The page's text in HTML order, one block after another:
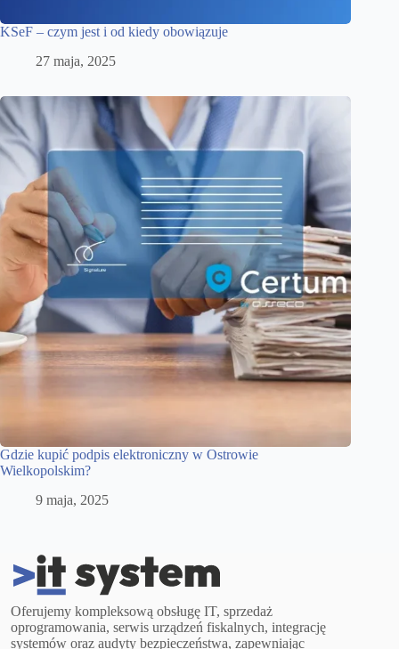
KSeF – czym jest i od kiedy obowiązuje
27 maja, 2025
Gdzie kupić podpis elektroniczny w Ostrowie
Wielkopolskim?
9 maja, 2025
Oferujemy kompleksową obsługę IT, sprzedaż
oprogramowania, serwis urządzeń fiskalnych, integrację
systemów oraz audyty bezpieczeństwa, zapewniając